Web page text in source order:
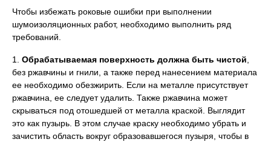
Чтобы избежать роковые ошибки при выполнении
шумоизоляционных работ, необходимо выполнить ряд
требований.
1. Обрабатываемая поверхность должна быть чистой
без ржавчины и гнили, а также перед нанесением материала
ее необходимо обезжирить. Если на металле присутствует
ржавчина, ее следует удалить. Также ржавчина может
скрываться под отошедшей от металла краской. Выглядит
это как пузырь. В этом случае краску необходимо убрать и
зачистить область вокруг образовавшегося пузыря, чтобы в